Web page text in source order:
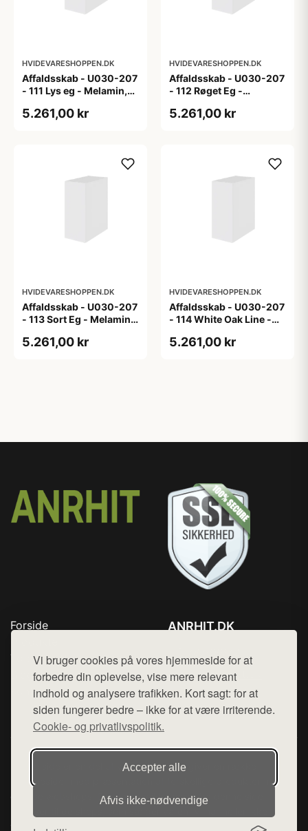
Vi bruger cookies på vores hjemmeside for at
forbedre din oplevelse, vise mere relevant
indhold og analysere trafikken. Kort sagt: for at
siden fungerer bedre – ikke for at være irriterende.
Cookie- og privatlivspolitik.
Accepter alle
Afvis ikke‑nødvendige
HVIDEVARESHOPPEN.DK
Affaldsskab - U030-207
- 111 Lys eg - Melamin,
5.261,00 kr
HVIDEVARESHOPPEN.DK
Affaldsskab - U030-207
- 112 Røget Eg -
5.261,00 kr
HVIDEVARESHOPPEN.DK
Affaldsskab - U030-207
- 113 Sort Eg - Melamin,
5.261,00 kr
HVIDEVARESHOPPEN.DK
Affaldsskab - U030-207
- 114 White Oak Line -
5.261,00 kr
Forside
Top Rabatter
Blog
Kontakt
ANRHIT.DK
Mail: hej@want.dk
Cookie- og privatlivspolitik
Denne side er en del af want.dk, der udgiver en række
hjemmesider med præsentation af forskellige produkter fra
diverse webshops. Der sælges ikke varer fra denne side - vi
henviser til de shops, som sælger varen. Vi har heller ikke
varerne på lager.